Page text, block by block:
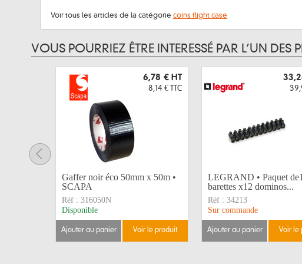
Voir tous les articles de la catégorie coins flight case
VOUS POURRIEZ ÊTRE INTERESSÉ PAR L’UN DES
6,78 € HT
8,14 € TTC
Gaffer noir éco 50mm x 50m •
SCAPA
Réf : 316050N
Disponible
ajouter au panier voir le produit
LEGRAND • Paquet
barettes x12 dominos...
Réf : 34213
Sur commande
ajouter au panier voir